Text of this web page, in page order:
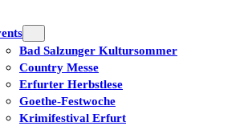
Bad Salzunger Kultursommer
Country Messe
Erfurter Herbstlese
Goethe-Festwoche
Krimifestival Erfurt